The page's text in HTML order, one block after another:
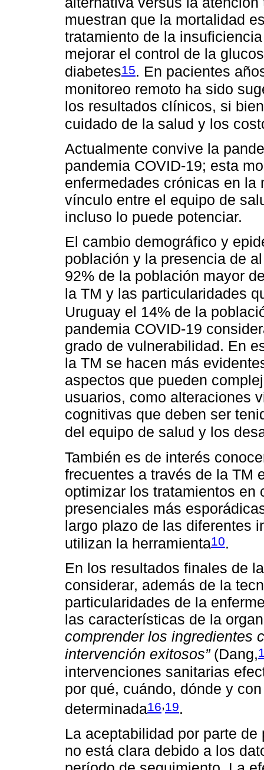
muestran que la mortalidad
tratamiento de la
mejorar el control de la
diabetes15. En pacientes
monitoreo remoto ha sido
los resultados clínicos, si
cuidado de la salud y los
Actualmente convive la
pandemia COVID-19; esta
enfermedades crónicas en la
vínculo entre el equipo de
incluso lo puede potenciar.
El cambio demográfico y
población y la presencia de
92% de la población mayor
la TM y las particularidades
Uruguay el 14% de la
pandemia COVID-19
grado de vulnerabilidad. En
la TM se hacen más
aspectos que pueden
usuarios, como alteraciones
cognitivas que deben ser
del equipo de salud y los
También es de interés
frecuentes a través de la TM
optimizar los tratamientos en
presenciales más
largo plazo de las diferentes
utilizan la herramienta10.
En los resultados finales de
considerar, además de la
particularidades de la
las características de la
comprender los ingredientes
intervención exitosos”(Dang,
intervenciones sanitarias
por qué, cuándo, dónde y
determinada16,19.
La aceptabilidad por parte
no está clara debido a los